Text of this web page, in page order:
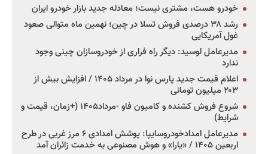
خودرو هست، مشتری نیست؛ معادله جدید بازار خودرو ایران
رشد ۳۸ درصدی فروش تسلا در چین؛ نهمین ماه متوالی صعود
غول آمریکایی
مدیرعامل لوسید: دیگر راه فراری از خودروسازان چینی وجود
ندارد
اعلام قیمت جدید پارس نوا در مرداد ۱۴۰۵ / افزایش بیش از
۲۰۳ میلیون تومانی
شروع فروش کشنده و کامیون فاو -مرداد۱۴۰۵ (+زمان، قیمت و
شرایط)
مدیرعامل امدادخودروسایپا: پوشش امدادی ۶ مرز غربی در طرح
اربعین ۱۴۰۵ / «یارا» و هوش مصنوعی به خدمت زائران آمد